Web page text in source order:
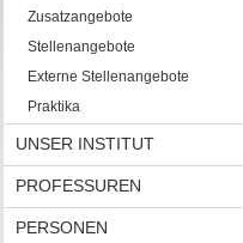
Zusatzangebote
Stellenangebote
Externe Stellenangebote
Praktika
UNSER INSTITUT
PROFESSUREN
PERSONEN